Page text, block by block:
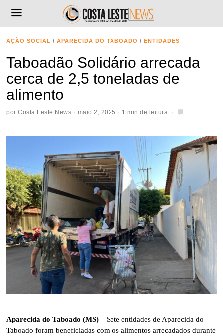
AÇÃO SOCIAL / APARECIDA DO TABOADO / ENTIDADES
Taboadão Solidário arrecada
cerca de 2,5 toneladas de
alimento
porCosta Leste News maio 2, 2025 1 min de leitura
Aparecida do Taboado (MS) – Sete entidades de Aparecida do
Taboado foram beneficiadas com os alimentos arrecadados durante